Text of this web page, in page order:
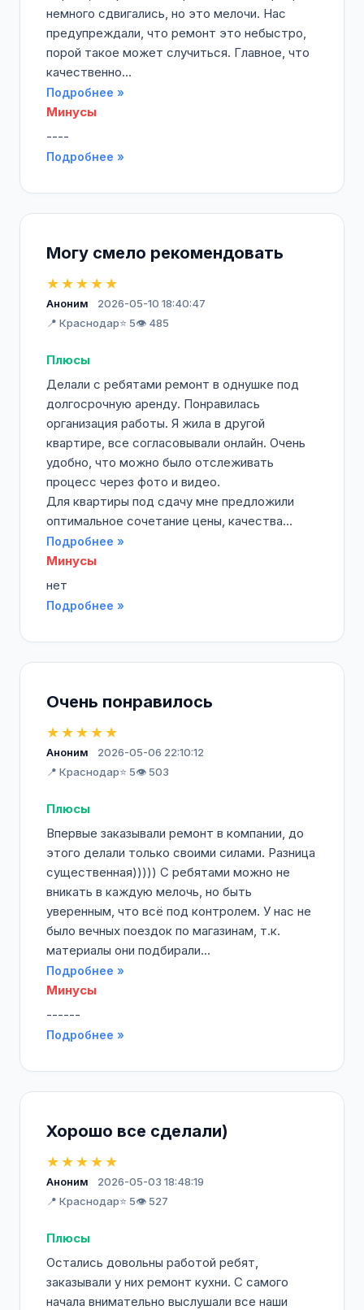
немного сдвигались, но это мелочи. Нас
предупреждали, что ремонт это небыстро,
порой такое может случиться. Главное, что
качественно...
Подробнее »
Минусы
----
Подробнее »
Могу смело рекомендовать
★★★★★
Аноним
2026-05-10 18:40:47
📍 Краснодар⭐ 5👁️ 485
Плюсы
Делали с ребятами ремонт в однушке под
долгосрочную аренду. Понравилась
организация работы. Я жила в другой
квартире, все согласовывали онлайн. Очень
удобно, что можно было отслеживать
процесс через фото и видео.
Для квартиры под сдачу мне предложили
оптимальное сочетание цены, качества...
Подробнее »
Минусы
нет
Подробнее »
Очень понравилось
★★★★★
Аноним
2026-05-06 22:10:12
📍 Краснодар⭐ 5👁️ 503
Плюсы
Впервые заказывали ремонт в компании, до
этого делали только своими силами. Разница
существенная))))) С ребятами можно не
вникать в каждую мелочь, но быть
уверенным, что всё под контролем. У нас не
было вечных поездок по магазинам, т.к.
материалы они подбирали...
Подробнее »
Минусы
------
Подробнее »
Хорошо все сделали)
★★★★★
Аноним
2026-05-03 18:48:19
📍 Краснодар⭐ 5👁️ 527
Плюсы
Остались довольны работой ребят,
заказывали у них ремонт кухни. С самого
начала внимательно выслушали все наши